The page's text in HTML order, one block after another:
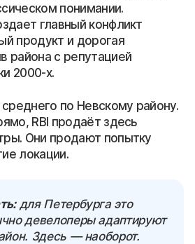
понимании.
главный конфликт
продукт и дорогая
района с репутацией
2000-х.
по Невскому району.
RBI продаёт здесь
Они продают попытку
локации.
для Петербурга это
девелоперы адаптируют
Здесь — наоборот.